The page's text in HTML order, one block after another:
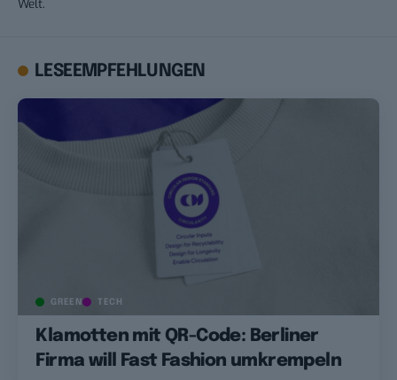
Welt.
LESEEMPFEHLUNGEN
GREEN TECH
Klamotten mit QR-Code: Berliner
Firma will Fast Fashion umkrempeln